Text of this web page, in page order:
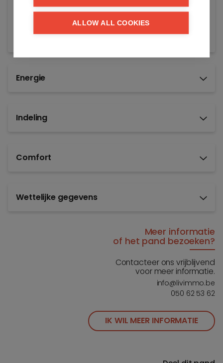
Bij akte
Energie
Indeling
Comfort
Wettelijke gegevens
Meer informatie
of het pand bezoeken?
Contacteer ons vrijblijvend
voor meer informatie.
info@livimmo.be
050 62 53 62
IK WIL MEER INFORMATIE
ALLOW ALL COOKIES